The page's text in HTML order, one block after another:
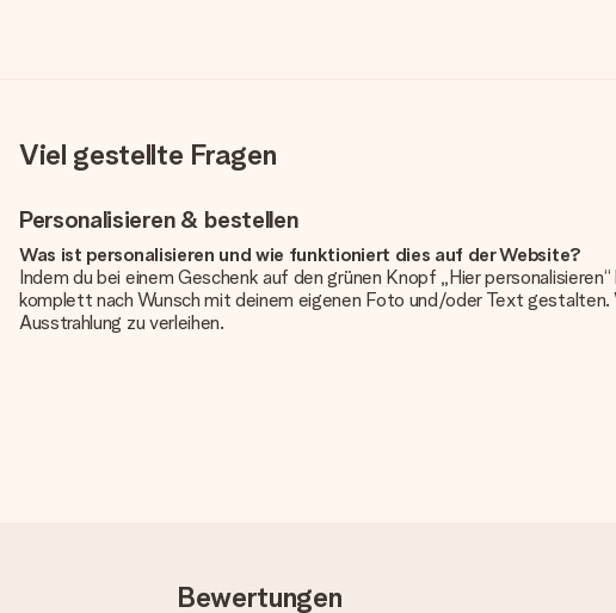
Viel gestellte Fragen
Personalisieren & bestellen
Was ist personalisieren und wie funktioniert dies auf der Website?
Indem du bei einem Geschenk auf den grünen Knopf „Hier
komplett nach Wunsch mit deinem eigenen Foto und/oder Text
Ausstrahlung zu verleihen.
Wir möchten sicherstellen, dass du mit deinem Geschenk rundum
wird dir gerne weitergeholfen, sodass du dein Geschenk gestalten kannst!
Bewertungen